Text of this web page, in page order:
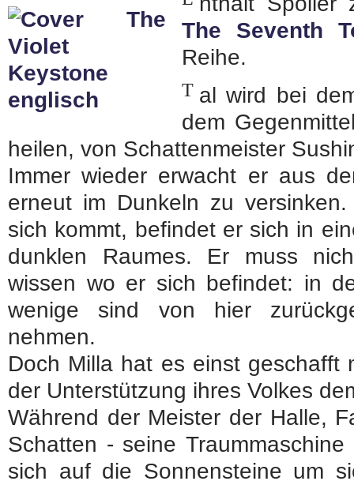
The Seventh
Reihe.
T al wird bei
dem
heilen, von Schattenmeister
Immer wieder erwacht er aus
erneut im Dunkeln zu
sich kommt, befindet er sich in
dunklen Raumes. Er muss
wissen wo er sich befindet: in
wenige sind von hier
nehmen.
Doch Milla hat es einst geschafft
der Unterstützung ihres Volkes
Während der Meister der Halle,
Schatten - seine
sich auf die Sonnensteine um